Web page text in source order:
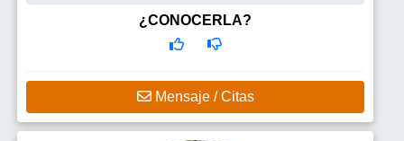
¿CONOCERLA?
Mensaje / Citas